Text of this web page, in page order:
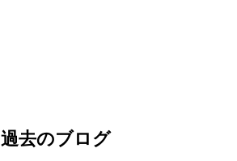
過去のブログ